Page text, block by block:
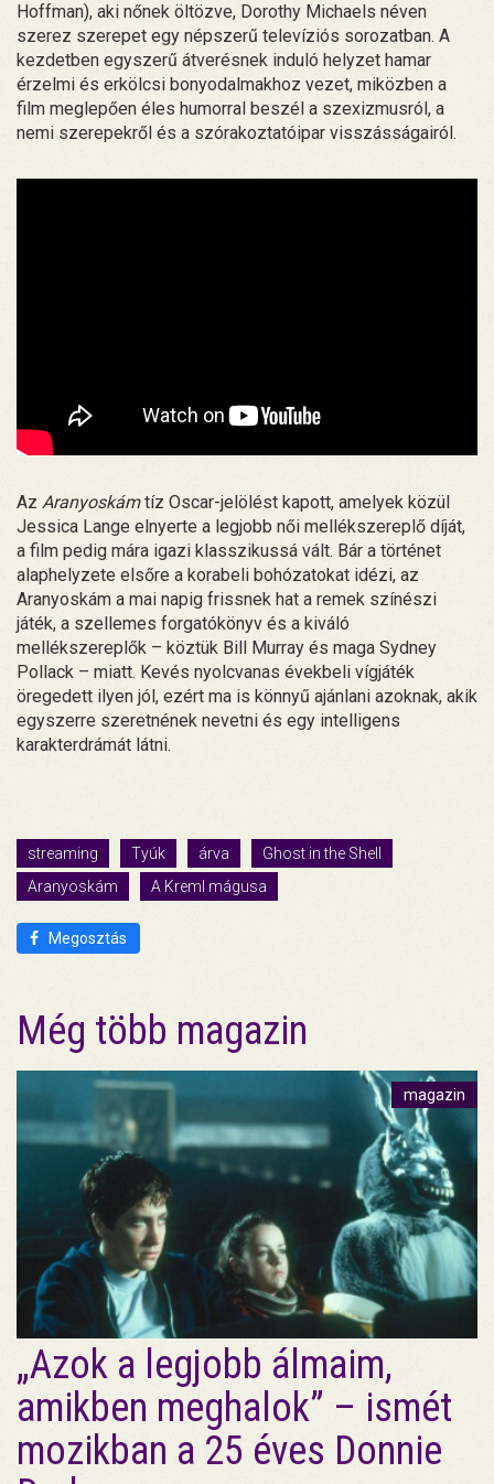
Hoffman), aki nőnek öltözve, Dorothy Michaels néven
szerez szerepet egy népszerű televíziós sorozatban. A
kezdetben egyszerű átverésnek induló helyzet hamar
érzelmi és erkölcsi bonyodalmakhoz vezet, miközben a
film meglepően éles humorral beszél a szexizmusról, a
nemi szerepekről és a szórakoztatóipar visszásságairól.
Az Aranyoskámtíz Oscar-jelölést kapott, amelyek közül
Jessica Lange elnyerte a legjobb női mellékszereplő díját,
a film pedig mára igazi klasszikussá vált. Bár a történet
alaphelyzete elsőre a korabeli bohózatokat idézi, az
Aranyoskám a mai napig frissnek hat a remek színészi
játék, a szellemes forgatókönyv és a kiváló
mellékszereplők – köztük Bill Murray és maga Sydney
Pollack – miatt. Kevés nyolcvanas évekbeli vígjáték
öregedett ilyen jól, ezért ma is könnyű ajánlani azoknak, akik
egyszerre szeretnének nevetni és egy intelligens
karakterdrámát látni.
streaming Tyúk árva
Ghost in the Shell
Aranyoskám
A Kreml mágusa
Megosztás
Még több magazin
magazin
„Azok a legjobb álmaim,
amikben meghalok” – ismét
mozikban a 25 éves Donnie